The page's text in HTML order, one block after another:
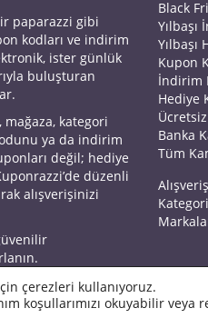
paparazzi gibi
kodları ve indirim
ister günlük
buluşturan
mağaza, kategori
ya da indirim
değil; hediye
düzenli
alışverişinizi
Black
Yılbaşı
Yılbaşı
Kupon
İndirim
Hediye
Banka
Tüm
çerezleri kullanıyoruz.
koşullarımızı okuyabilir